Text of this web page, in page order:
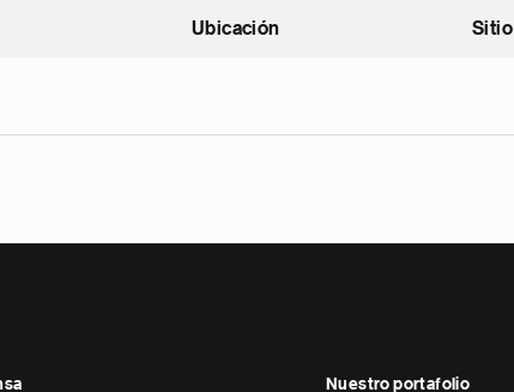
ascendente
Ubicación Sitio
Nuestro portafolio